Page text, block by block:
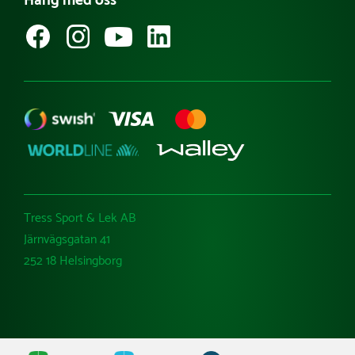
Besök Tress Utemiljö
Ångra köp
Tress Sport & Lek AB
Järnvägsgatan 41
252 18 Helsingborg